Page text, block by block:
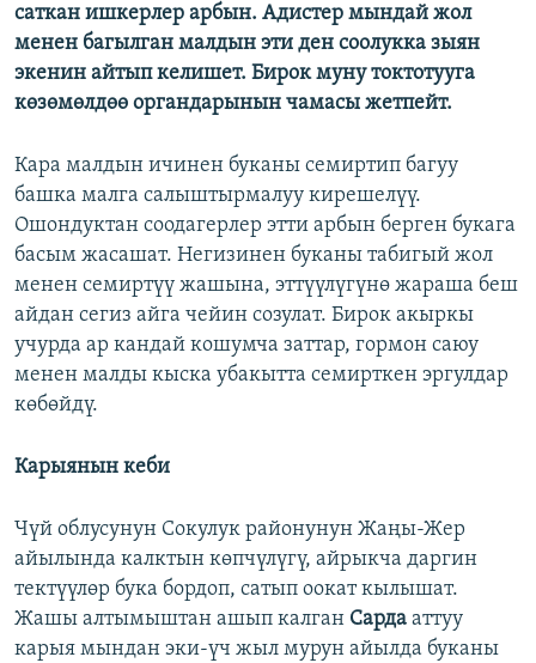
саткан ишкерлер арбын. Адистер мындай жол
менен багылган малдын эти ден соолукка зыян
экенин айтып келишет. Бирок муну токтотууга
көзөмөлдөө органдарынын чамасы жетпейт.
Кара малдын ичинен буканы семиртип багуу
башка малга салыштырмалуу кирешелүү.
Ошондуктан соодагерлер этти арбын берген букага
басым жасашат. Негизинен буканы табигый жол
менен семиртүү жашына, эттүүлүгүнө жараша беш
айдан сегиз айга чейин созулат. Бирок акыркы
учурда ар кандай кошумча заттар, гормон саюу
менен малды кыска убакытта семирткен эргулдар
көбөйдү.
Карыянын кеби
Чүй облусунун Сокулук районунун Жаңы-Жер
айылында калктын көпчүлүгү, айрыкча даргин
тектүүлөр бука бордоп, сатып оокат кылышат.
Жашы алтымыштан ашып калган Сарда аттуу
карыя мындан эки-үч жыл мурун айылда буканы